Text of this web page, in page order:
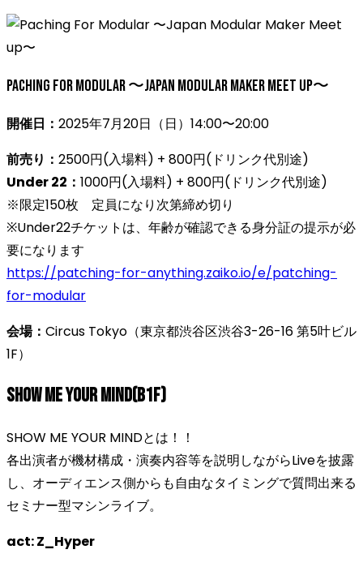
Paching For Modular 〜Japan Modular Maker Meet up〜
開催日： 2025年7月20日（日）14:00〜20:00
前売り： 2500円(入場料) + 800円(ドリンク代別途)
Under 22： 1000円(入場料) + 800円(ドリンク代別途)
※限定150枚 定員になり次第締め切り
※Under22チケットは、年齢が確認できる身分証の提示が必
要になります
https://patching-for-anything.zaiko.io/e/patching-
for-modular
会場： Circus Tokyo（東京都渋谷区渋谷3-26-16 第5叶ビル
1F）
SHOW ME YOUR MIND(B1F)
SHOW ME YOUR MINDとは！！
各出演者が機材構成・演奏内容等を説明しながらLiveを披露
し、オーディエンス側からも自由なタイミングで質問出来る
セミナー型マシンライブ。
act: Z_Hyper